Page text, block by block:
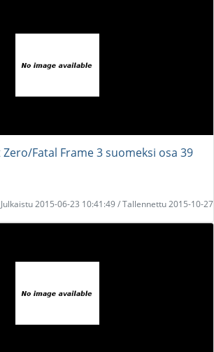
Fatal Frame 3 suomeksi osa 39
Julkaistu 2015-06-23 10:41:49 / Tallennettu 2015-10-27